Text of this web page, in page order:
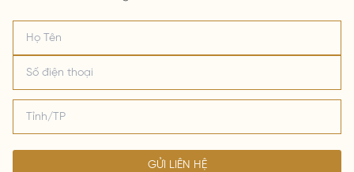
GỬI LIÊN HỆ